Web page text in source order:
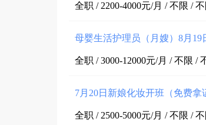
全职 / 2200-4000元/月 / 不限 /
母婴生活护理员（月嫂）8月19
全职 / 3000-12000元/月 / 不限 /
7月20日新娘化妆开班（免费拿
全职 / 2500-5000元/月 / 不限 /